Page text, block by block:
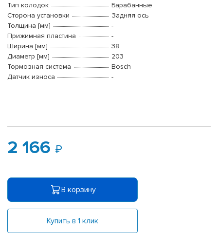
Тип колодок
Барабанные
Сторона установки
Задняя ось
Толщина [мм]
-
Прижимная пластина
-
Ширина [мм]
38
Диаметр [мм]
203
Тормозная система
Bosch
Датчик износа
-
2 166
В корзину
Купить в 1 клик